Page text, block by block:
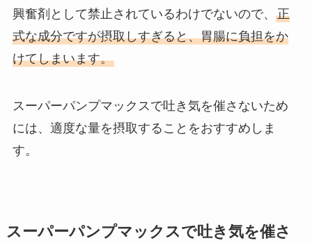
興奮剤として禁止されているわけでないので、 正
式な成分ですが摂取しすぎると、胃腸に負担をか
けてしまいます。
スーパーパンプマックスで吐き気を催さないため
には、適度な量を摂取することをおすすめしま
す。
スーパーパンプマックスで吐き気を催さ